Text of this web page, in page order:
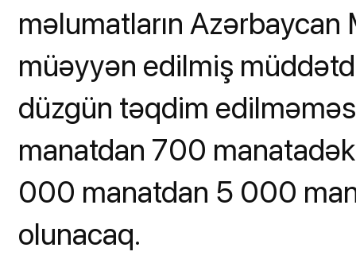
məlumatların Azərbaycan
müəyyən edilmiş
düzgün təqdim
manatdan 700
000 manatdan 5 000
olunacaq.